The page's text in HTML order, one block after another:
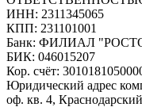
ИНН: 2311345065
КПП: 231101001
Банк: ФИЛИАЛ
БИК: 046015207
Кор. счёт:
Юридический адрес
оф. кв. 4,